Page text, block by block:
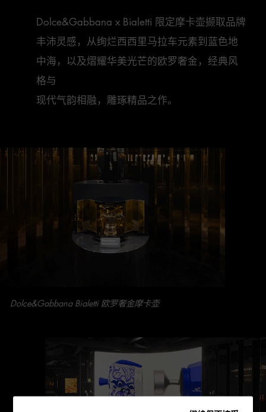
Dolce&Gabbana x Bialetti 限定摩卡壶撷取品牌
丰沛灵感，从绚烂西西里马拉车元素到蓝色地
中海，以及熠耀华美光芒的欧罗奢金，经典风
格与
现代气韵相融，雕琢精品之作。
Dolce&Gabbana Bialetti 欧罗奢金摩卡壶